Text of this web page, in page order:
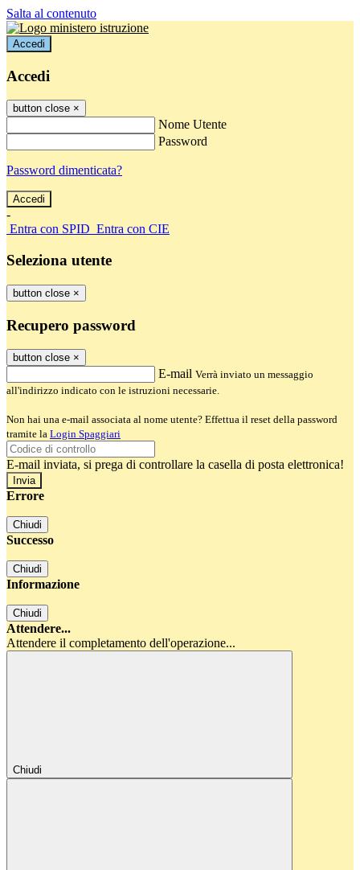
Salta al contenuto
Accedi
Accedi
button close ×
Nome Utente
Password
Password dimenticata?
-
Entra con SPID Entra con CIE
Seleziona utente
button close ×
Recupero password
button close ×
E-mail Verrà inviato un messaggio
all'indirizzo indicato con le istruzioni necessarie.
Non hai una e-mail associata al nome utente? Effettua il reset della password
tramite la Login Spaggiari
E-mail inviata, si prega di controllare la casella di posta elettronica!
Errore
Chiudi
Successo
Chiudi
Informazione
Chiudi
Attendere...
Attendere il completamento dell'operazione...
Chiudi